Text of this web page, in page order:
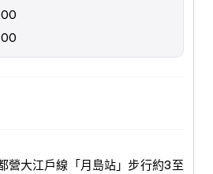
營大江戶線「月島站」步行約3至